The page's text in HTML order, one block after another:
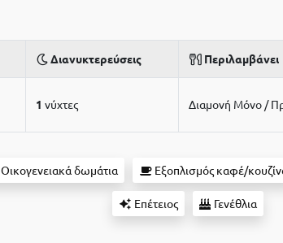
Διανυκτερεύσεις Περιλαμβάνει
1 νύχτες Διαμονή Μόνο /
Οικογενειακά δωμάτια Εξοπλισμός καφέ/
Επέτειος Γενέθλια